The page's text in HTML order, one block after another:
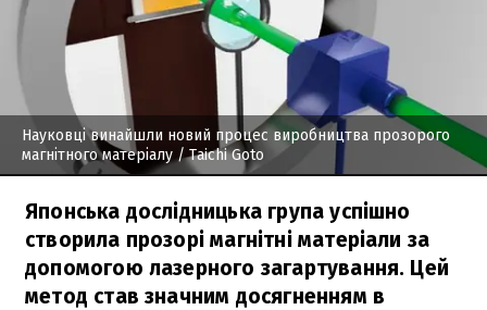
Науковці винайшли новий процес виробництва прозорого
магнітного матеріалу / Taichi Goto
Японська дослідницька група успішно
створила прозорі магнітні матеріали за
допомогою лазерного загартування. Цей
метод став значним досягненням в